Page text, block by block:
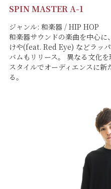
SPIN MASTER A-1
ジャンル: 和楽器 / HIP HOP
和楽器サウンドの楽曲を中心
けや(feat. Red Eye) などラッ
バムもリリース。 異なる文化
スタイルでオーディエンスに
る。